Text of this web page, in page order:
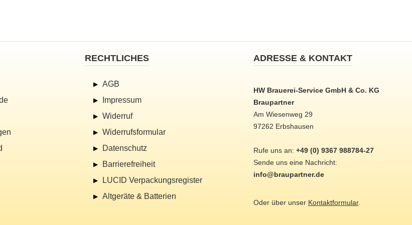
ADRESSE & KONTAKT
HW Brauerei-Service GmbH & Co. KG
Braupartner
Am Wiesenweg 29
97262 Erbshausen
Rufe uns an: +49 (0) 9367 988784-27
Sende uns eine Nachricht:
info@braupartner.de
Oder über unser Kontaktformular.
RECHTLICHES
AGB
Impressum
Widerruf
Widerrufsformular
Datenschutz
Barrierefreiheit
LUCID Verpackungsregister
Altgeräte & Batterien